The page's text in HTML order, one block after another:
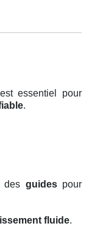
est essentiel pour
.
des guidespour
fluide.